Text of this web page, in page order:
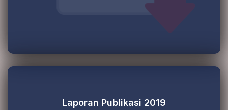
Laporan Publikasi 2019